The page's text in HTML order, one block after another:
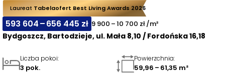
Laureat Tabelaofert Best Living Awards 2026
593 604 – 656 445 zł 9 900 – 10 700 zł /m²
Bydgoszcz, Bartodzieje, ul. Mała 8,10 / Fordońska 16,18
Liczba pokoi:
3 pok.
Powierzchnia:
59,96 – 61,35 m²